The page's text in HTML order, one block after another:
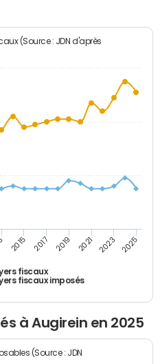
(Source : JDN d'après
fiscaux
fiscaux imposés
2015 2017 2019 2021 2023 2025
à Augirein en 2025
(Source : JDN